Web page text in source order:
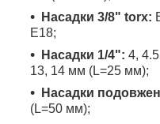
Насадки 3/8" torx:
E18;
Насадки 1/4": 4,
13, 14 мм (L=25 мм);
Насадки
(L=50 мм);